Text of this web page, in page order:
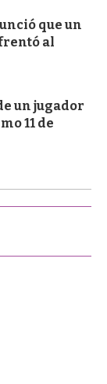
que un
al
un jugador
11 de